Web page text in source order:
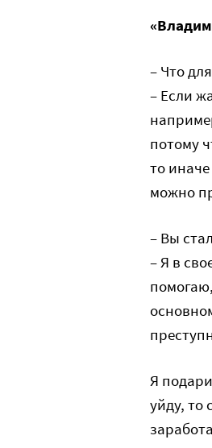
– Что
– Если
потому
то
можно
– Вы
– Я в
Я
уйду, то